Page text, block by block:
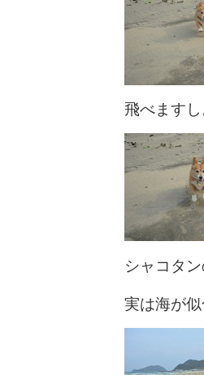
飛べます
シャコタ
実は海が